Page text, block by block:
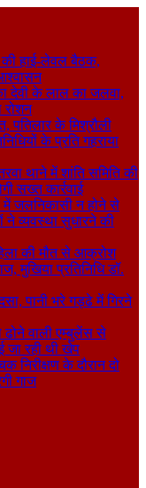
की हाई-लेवल बैठक,
देवी के लाल का जलवा,
रोशन
के मिश्रौली
के प्रति गहराया
थाने में शांति समिति की
सख्त कार्रवाई
जलनिकासी न होने से
ने व्यवस्था सुधारने की
की मौत से आक्रोश
मुखिया प्रतिनिधि डॉ.
पानी भरे गड्ढे में गिरने
ढोने वाली एम्बुलेंस से
जा रही थी खेप
निरीक्षण के दौरान दो
गाज